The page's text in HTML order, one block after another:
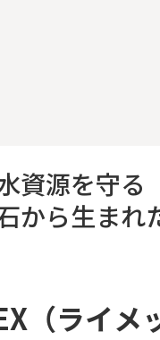
資源を守る
から生まれ
（ライメ